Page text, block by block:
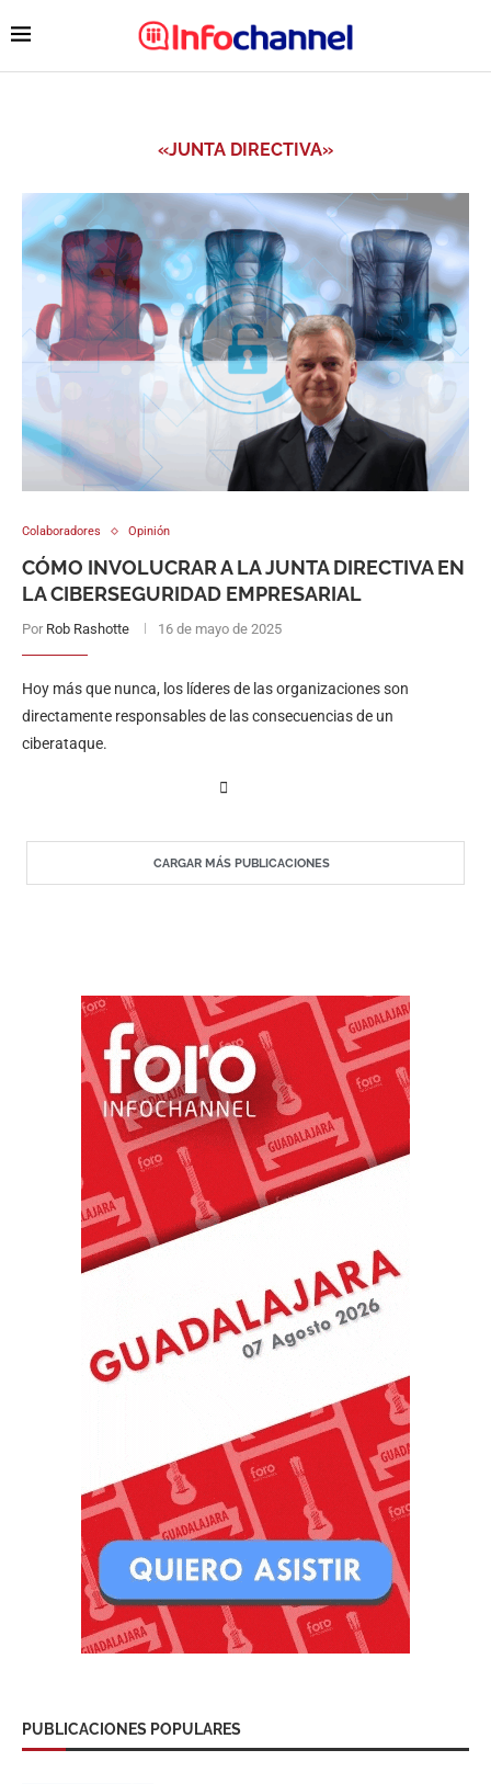
«JUNTA DIRECTIVA»
Colaboradores Opinión
CÓMO INVOLUCRAR A LA JUNTA DIRECTIVA EN
LA CIBERSEGURIDAD EMPRESARIAL
Por Rob Rashotte 16 de mayo de 2025
Hoy más que nunca, los líderes de las organizaciones son
directamente responsables de las consecuencias de un
ciberataque.
CARGAR MÁS PUBLICACIONES
PUBLICACIONES POPULARES